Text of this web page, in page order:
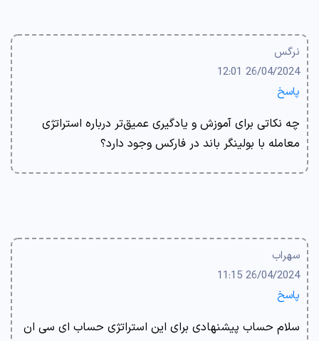
نرگس
26/04/2024 12:01
پاسخ
چه نکاتی برای آموزش و یادگیری عمیق‌تر درباره استراتژی
معامله با بولینگر باند در فارکس وجود دارد؟
سهراب
26/04/2024 11:15
پاسخ
سلام حساب پیشنهادی برای این استراتژی حساب ای سی ان